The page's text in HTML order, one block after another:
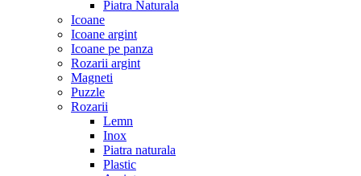
Piatra Naturala
Icoane
Icoane argint
Icoane pe panza
Rozarii argint
Magneti
Puzzle
Rozarii
Lemn
Inox
Piatra naturala
Plastic